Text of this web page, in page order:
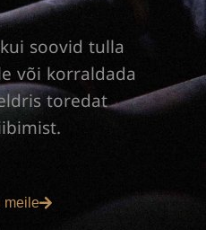
soovid tulla
või korraldada
toredat
meile